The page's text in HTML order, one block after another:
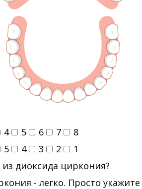
4 5 6 7
8
5 4 3 2
1
диоксида циркония?
- легко. Просто